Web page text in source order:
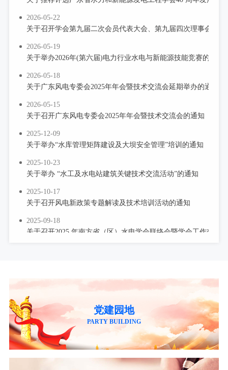
2025-09-02
关于表彰南方省（区）第五届水电厂技能竞赛团体奖和个人奖的
2025-08-08
关于联合召开云、贵、川、桂、湘、粤、青、鄂、赣、陕十省
2025-08-06
党建园地
PARTY BUILDING